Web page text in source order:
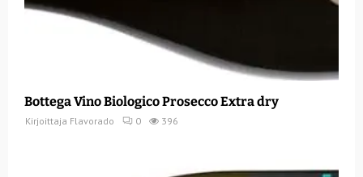
Bottega Vino Biologico Prosecco Extra dry
Kirjoittaja Flavorado 0 396